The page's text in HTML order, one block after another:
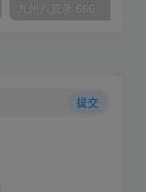
九州八荒录 666
提交